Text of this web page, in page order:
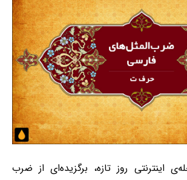
اینترنتی روز تازه، برگزیده‌ای از ضرب